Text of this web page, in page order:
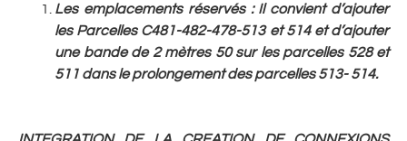
Les emplacements réservés: Il convient d’ajouter
les Parcelles C481-482-478-513 et 514 et d’ajouter
une bande de 2 mètres 50 sur les parcelles 528 et
511 dans le prolongement des parcelles 513- 514.